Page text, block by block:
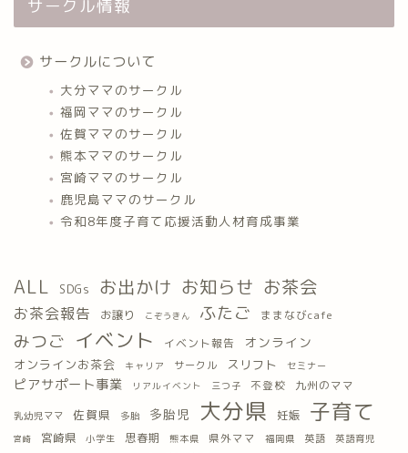
サークル情報
サークルについて
大分ママのサークル
福岡ママのサークル
佐賀ママのサークル
熊本ママのサークル
宮崎ママのサークル
鹿児島ママのサークル
令和8年度子育て応援活動人材育成事業
ALL SDGs お出かけ お知らせ お茶会
お茶会報告 お譲り こぞうきん ふたご ままなびcafe
みつご イベント イベント報告 オンライン
オンラインお茶会 キャリア サークル スリフト セミナー
ピアサポート事業 リアルイベント 三つ子 不登校 九州のママ
乳幼児ママ 佐賀県 多胎 多胎児 大分県 妊娠 子育て
宮崎 宮崎県 小学生 思春期 熊本県 県外ママ 福岡県 英語 英語育児